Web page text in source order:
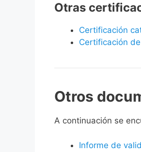
Otras
Certificación
Certificación
Otros
A continuación se
Informe de